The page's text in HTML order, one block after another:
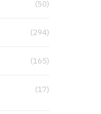
(50)
(294)
(165)
(17)